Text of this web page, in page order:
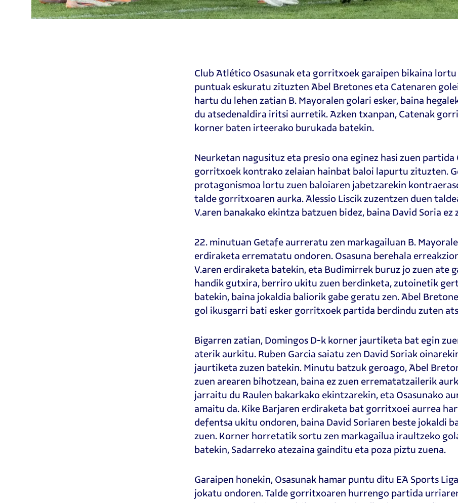
Club Atlético Osasunak eta gorritxoek garaipen bikaina
puntuak eskuratu zituzten Abel Bretones eta Catenaren
hartu du lehen zatian B. Mayoralen golari esker, baina
du atsedenaldira iritsi aurretik. Azken txanpan, Catenak
korner baten irteerako burukada batekin.
Neurketan nagusituz eta presio ona eginez hasi zuen partida
gorritxoek kontrako zelaian hainbat baloi lapurtu zituzten.
protagonismoa lortu zuen baloiaren jabetzarekin
talde gorritxoaren aurka. Alessio Liscik zuzentzen duen
V.aren banakako ekintza batzuen bidez, baina David Soria
22. minutuan Getafe aurreratu zen markagailuan B.
erdiraketa errematatu ondoren. Osasuna berehala
V.aren erdiraketa batekin, eta Budimirrek buruz jo zuen ate
handik gutxira, berriro ukitu zuen berdinketa, zutoinetik
batekin, baina jokaldia baliorik gabe geratu zen. Abel
gol ikusgarri bati esker gorritxoek partida berdindu zuten
Bigarren zatian, Domingos D-k korner jaurtiketa bat egin
aterik aurkitu. Ruben Garcia saiatu zen David Soriak
jaurtiketa zuzen batekin. Minutu batzuk geroago, Abel
zuen arearen bihotzean, baina ez zuen errematatzailerik
jarraitu du Raulen bakarkako ekintzarekin, eta Osasunako
amaitu da. Kike Barjaren erdiraketa bat gorritxoei aurrea
defentsa ukitu ondoren, baina David Soriaren beste jokaldi
zuen. Korner horretatik sortu zen markagailua iraultzeko
batekin, Sadarreko atezaina gainditu eta poza piztu zuena.
Garaipen honekin, Osasunak hamar puntu ditu EA Sports
jokatu ondoren. Talde gorritxoaren hurrengo partida